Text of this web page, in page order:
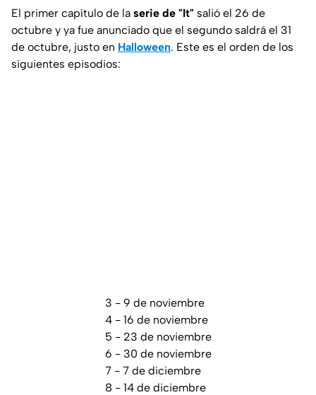
El primer capítulo de la serie de "It" salió el 26 de
octubre y ya fue anunciado que el segundo saldrá el 31
de octubre, justo en Halloween. Este es el orden de los
siguientes episodios:
3 - 9 de noviembre
4 - 16 de noviembre
5 - 23 de noviembre
6 - 30 de noviembre
7 - 7 de diciembre
8 - 14 de diciembre